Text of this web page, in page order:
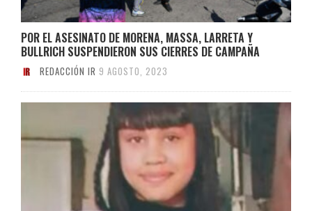
POR EL ASESINATO DE MORENA, MASSA, LARRETA Y
BULLRICH SUSPENDIERON SUS CIERRES DE CAMPAÑA
REDACCIÓN IR 9 AGOSTO, 2023